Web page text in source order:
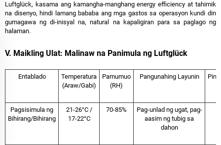
Luftglück, kasama ang kamangha-manghang energy efficiency at tahimik
na disenyo, hindi lamang bababa ang mga gastos sa operasyon kundi din
gumagawa ng di-inisyal na, natural na kapaligiran para sa paglago ng
halaman.
V. Maikling Ulat: Malinaw na Panimula ng Luftglück
Entablado
Temperatura
(Araw/Gabi)
Pamumuo
(RH)
Pangunahing Layunin
Pagsisimula ng
Bihirang/Bihirang
21-26°C /
17-22°C
70-85%
Pag-unlad ng ugat, pag-
aasim ng tubig sa
dahon